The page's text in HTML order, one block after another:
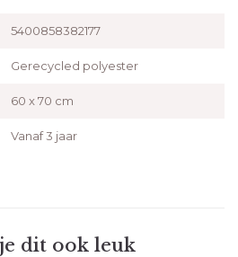
5400858382177
Gerecycled polyester
60 x 70 cm
Vanaf 3 jaar
dit ook leuk